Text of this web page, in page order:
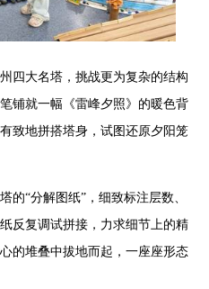
四大名塔，挑战更为复杂的结构
铺就一幅《雷峰夕照》的暖色背
致地拼搭塔身，试图还原夕阳笼
的“分解图纸”，细致标注层数、
反复调试拼接，力求细节上的精
的堆叠中拔地而起，一座座形态